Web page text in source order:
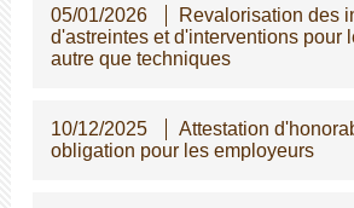
05/01/2026
Revalorisation des
d'astreintes et d'interventions pour
autre que techniques
10/12/2025
Attestation
obligation pour les employeurs